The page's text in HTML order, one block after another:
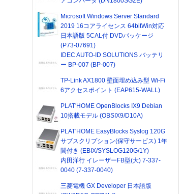
Microsoft Windows Server Standard
2019 16コアライセンス 64bitWin対応
日本語版 5CAL付 DVDパッケージ
(P73-07691)
IDEC AUTO-ID SOLUTIONS バッテリ
ー BP-007 (BP-007)
TP-Link AX1800 壁面埋め込み型 Wi-Fi
6アクセスポイント (EAP615-WALL)
PLAT'HOME OpenBlocks IX9 Debian
10搭載モデル (OBSIX9/D10A)
PLAT'HOME EasyBlocks Syslog 120G
サブスクリプション(保守サービス) 1年
間付き (EBIX/SYSLOG120G/1Y)
内田洋行 イレーザーFB型(大) 7-337-
0040 (7-337-0040)
三菱電機 GX Developer 日本語版